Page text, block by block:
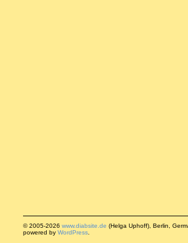
© 2005-2026 www.diabsite.de (Helga Uphoff), Berlin,
powered by WordPress.